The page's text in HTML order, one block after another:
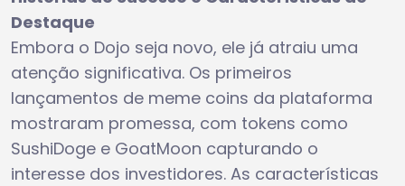
Destaque
Embora o Dojo seja novo, ele já atraiu uma
atenção significativa. Os primeiros
lançamentos de meme coins da plataforma
mostraram promessa, com tokens como
SushiDoge e GoatMoon capturando o
interesse dos investidores. As características